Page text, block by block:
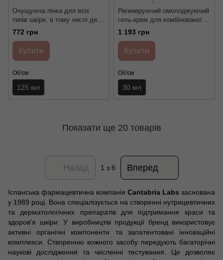
Очущуюча пінка для всіх
типів шкіри, в тому числі дя
чутливої / ENDOCARE
AQUAFOAM – GENTLE
CLEANSING WASH Cantabria
Labs
772 грн
Купити
Об'єм
125 мл
1
Регенеруючий омолоджуючий
гель-крем для комбінованої та
жирної шкіри / ENDOCARE
GELCREAM Cantabria Labs
1 193 грн
Купити
Об'єм
30 мл
Показати ще 20 товарів
Назад 1 з 6 Вперед
Іспанська фармацевтична компанія Cantabria Labs заснована
у 1989 році. Вона спеціалізується на створенні нутрицевтичних
та дерматологічних препаратів для підтримання краси та
здоров'я шкіри. У виробництві продукції бренд використовує
активні органічні компоненти та запатентовані інноваційні
комплекси. Створенню кожного засобу передують багаторічні
наукові дослідження та численні тестування. Це дозволяє